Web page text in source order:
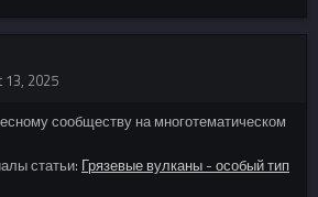
2025
сообществу на многотематическом
статьи: Грязевые вулканы - особый тип